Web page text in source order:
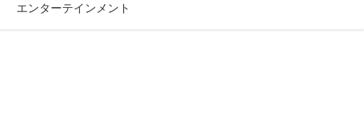
エンターテインメント